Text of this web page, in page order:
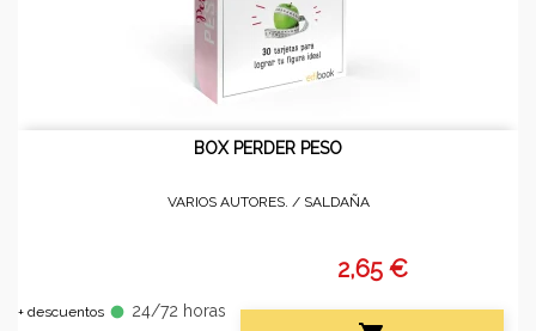
BOX PERDER PESO
VARIOS AUTORES. / SALDAÑA
+ descuentos fiber_manual_record 24/72 horas
2,65 €